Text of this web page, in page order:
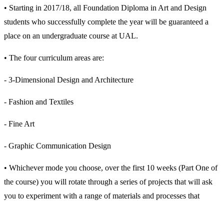
• Starting in 2017/18, all Foundation Diploma in Art and Design
students who successfully complete the year will be guaranteed a
place on an undergraduate course at UAL.
• The four curriculum areas are:
- 3-Dimensional Design and Architecture
- Fashion and Textiles
- Fine Art
- Graphic Communication Design
• Whichever mode you choose, over the first 10 weeks (Part One of
the course) you will rotate through a series of projects that will ask
you to experiment with a range of materials and processes that